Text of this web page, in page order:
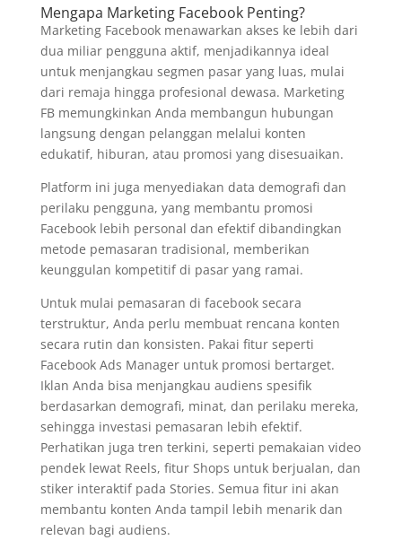
Mengapa Marketing Facebook Penting?
Marketing Facebook menawarkan akses ke lebih dari
dua miliar pengguna aktif, menjadikannya ideal
untuk menjangkau segmen pasar yang luas, mulai
dari remaja hingga profesional dewasa. Marketing
FB memungkinkan Anda membangun hubungan
langsung dengan pelanggan melalui konten
edukatif, hiburan, atau promosi yang disesuaikan.
Platform ini juga menyediakan data demografi dan
perilaku pengguna, yang membantu promosi
Facebook lebih personal dan efektif dibandingkan
metode pemasaran tradisional, memberikan
keunggulan kompetitif di pasar yang ramai.
Untuk mulai pemasaran di facebook secara
terstruktur, Anda perlu membuat rencana konten
secara rutin dan konsisten. Pakai fitur seperti
Facebook Ads Manager untuk promosi bertarget.
Iklan Anda bisa menjangkau audiens spesifik
berdasarkan demografi, minat, dan perilaku mereka,
sehingga investasi pemasaran lebih efektif.
Perhatikan juga tren terkini, seperti pemakaian video
pendek lewat Reels, fitur Shops untuk berjualan, dan
stiker interaktif pada Stories. Semua fitur ini akan
membantu konten Anda tampil lebih menarik dan
relevan bagi audiens.